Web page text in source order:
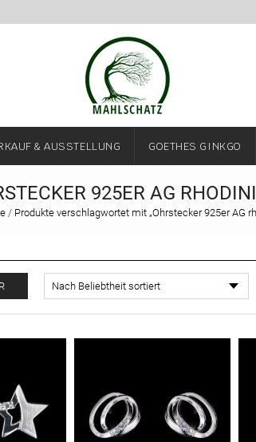
& AUSSTELLUNG GOETHES GINKGO
925ER AG
/ Produkte verschlagwortet mit „Ohrstecker 925er AG